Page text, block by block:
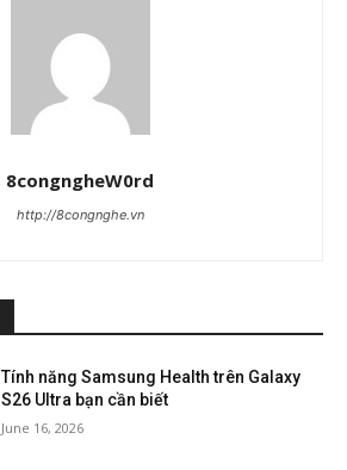
8congngheW0rd
http://8congnghe.vn
Tính năng Samsung Health trên Galaxy
S26 Ultra bạn cần biết
June 16, 2026